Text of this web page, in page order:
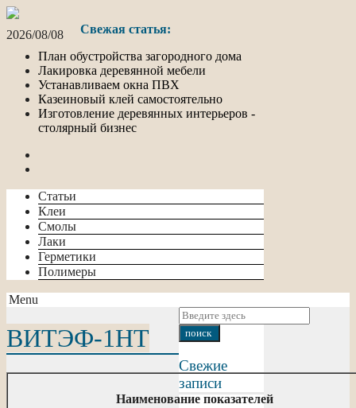
2026/08/08
Свежая статья:
План обустройства загородного дома
Лакировка деревянной мебели
Устанавливаем окна ПВХ
Казеиновый клей самостоятельно
Изготовление деревянных интерьеров -
столярный бизнес
Статьи
Клеи
Смолы
Лаки
Герметики
Полимеры
Menu
Свежие
записи
ВИТЭФ-1НТ
Наименование показателей